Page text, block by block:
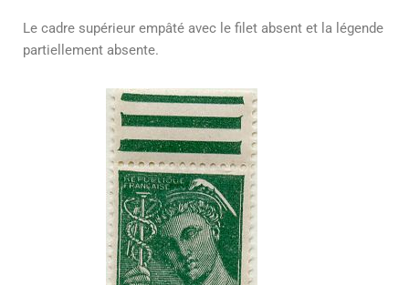
Le cadre supérieur empâté avec le filet absent et la légende
partiellement absente.